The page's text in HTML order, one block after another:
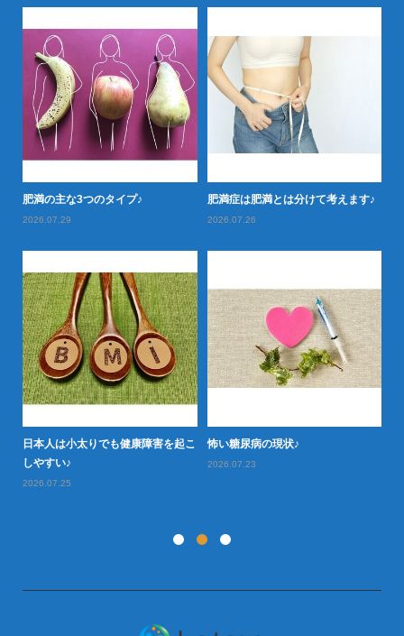
肥満の主な3つのタイプ♪
2026.07.29
肥満症は肥満とは分けて考えます♪
2026.07.26
日本人は小太りでも健康障害を起こ
しやすい♪
2026.07.25
怖い糖尿病の現状♪
2026.07.23